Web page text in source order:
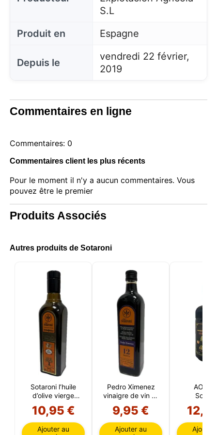
S.L
Produit en
Espagne
Depuis le
vendredi 22 février,
2019
Commentaires en ligne
Commentaires: 0
Commentaires client les plus récents
Pour le moment il n'y a aucun commentaires. Vous
pouvez être le premier
Produits Associés
Autres produits de Sotaroni
Sotaroni l’huile
d’olive vierge
extra Arbequina
50 CL
10,95 €
Ajouter au
Pedro Ximenez
vinaigre de vin 12
ans 75 CL
9,95 €
Ajouter au
AOVE
Ajouter